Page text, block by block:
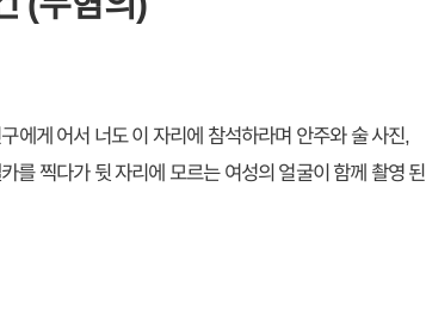
에게 어서 너도 이 자리에 참석하라며 안주와 술 사진,
를 찍다가 뒷 자리에 모르는 여성의 얼굴이 함께 촬영 된